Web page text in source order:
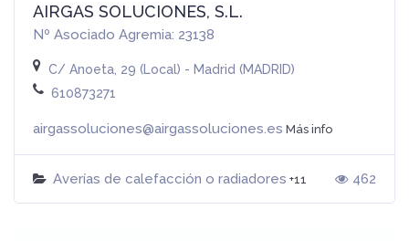
AIRGAS SOLUCIONES, S.L.
Nº Asociado Agremia: 23138
C/ Anoeta, 29 (Local) - Madrid (MADRID)
610873271
airgassoluciones@airgassoluciones.es Más info
Averías de calefacción o radiadores +11 462